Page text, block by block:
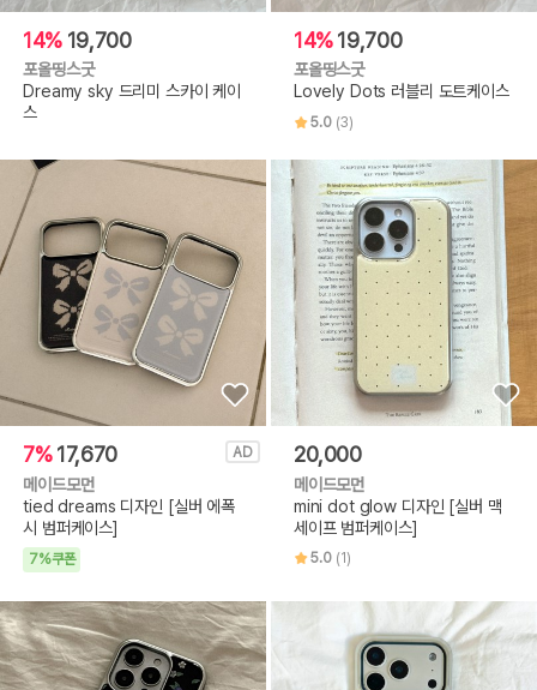
14% 19,700
포올띵스굿
Dreamy sky 드리미 스카이 케이
스
14%19,700
포올띵스굿
Lovely Dots 러블리 도트케이스
5.0 (3)
7% 17,670
메이드모먼
tied dreams 디자인 [실버 에폭
시 범퍼케이스]
7%쿠폰
AD 20,000
메이드모먼
mini dot glow 디자인 [실버 맥
세이프 범퍼케이스]
5.0 (1)